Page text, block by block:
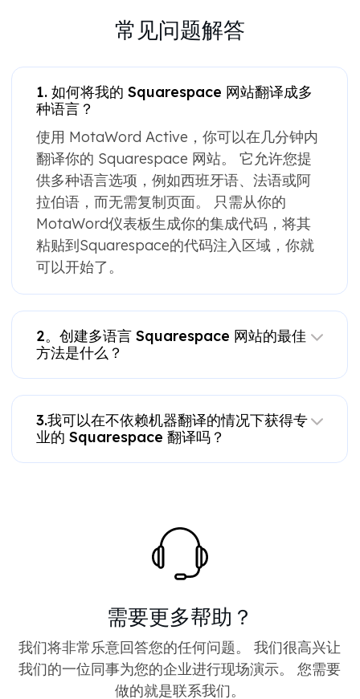
常见问题解答
1. 如何将我的 Squarespace 网站翻译成多
种语言？
使用 MotaWord Active，你可以在几分钟内
翻译你的 Squarespace 网站。 它允许您提
供多种语言选项，例如西班牙语、法语或阿
拉伯语，而无需复制页面。 只需从你的
MotaWord仪表板生成你的集成代码，将其
粘贴到Squarespace的代码注入区域，你就
可以开始了。
2。创建多语言 Squarespace 网站的最佳
方法是什么？
3.我可以在不依赖机器翻译的情况下获得专
业的 Squarespace 翻译吗？
需要更多帮助？
我们将非常乐意回答您的任何问题。 我们很高兴让
我们的一位同事为您的企业进行现场演示。 您需要
做的就是联系我们。